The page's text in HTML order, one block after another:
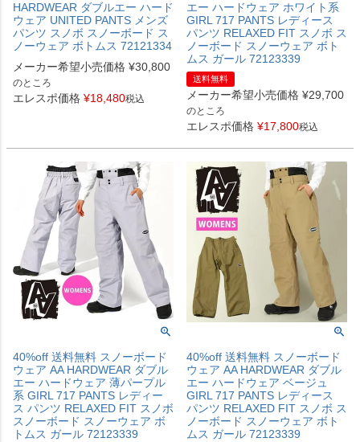
HARDWEAR ダブルエー ハード
ウェア UNITED PANTS メンズ
パンツ スノボ スノーボード ス
ノーウェア ボトムス 72121334
メーカー希望小売価格 ¥30,800
のところ
エレスポ価格 ¥18,480税込
エー ハードウェア ホワイト系
GIRL 717 PANTS レディース
パンツ RELAXED FIT スノボ ス
ノーボード スノーウェア ボト
ムス ガール 72123339
送料無料
メーカー希望小売価格 ¥29,700
のところ
エレスポ価格 ¥17,800税込
40%off 送料無料 スノーボード
ウェア AA HARDWEAR ダブル
エー ハードウェア 薄パープル
系 GIRL 717 PANTS レディー
ス パンツ RELAXED FIT スノボ
スノーボード スノーウェア ボ
トムス ガール 72123339
40%off 送料無料 スノーボード
ウェア AA HARDWEAR ダブル
エー ハードウェア ベージュ
GIRL 717 PANTS レディース
パンツ RELAXED FIT スノボ ス
ノーボード スノーウェア ボト
ムス ガール 72123339